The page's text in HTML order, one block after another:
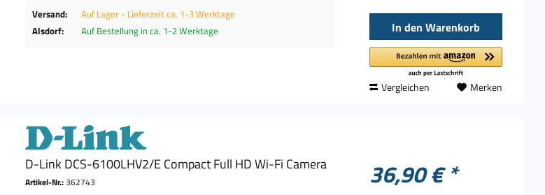
Versand:
Auf Lager - Lieferzeit ca. 1-3 Werktage
Alsdorf:
Auf Bestellung in ca. 1-2 Werktage In den Warenkorb
Vergleichen Merken
D-Link DCS-6100LHV2/E Compact Full HD Wi-Fi Camera
Artikel-Nr.:362743 36,90 € *